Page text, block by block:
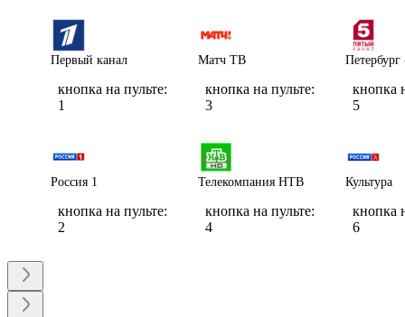
Первый канал
кнопка на пульте:
1
Россия 1
кнопка на пульте:
2
Матч ТВ
кнопка на пульте:
3
Телекомпания НТВ
кнопка на пульте:
4
кнопка
5
Культура
кнопка
6